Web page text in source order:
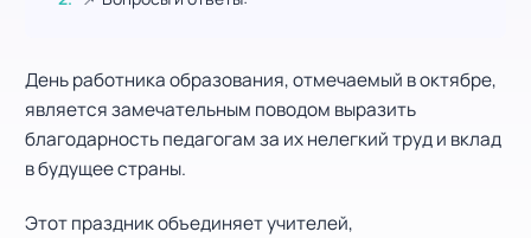
День работника образования, отмечаемый в октябре,
является замечательным поводом выразить
благодарность педагогам за их нелегкий труд и вклад
в будущее страны.
Этот праздник объединяет учителей,